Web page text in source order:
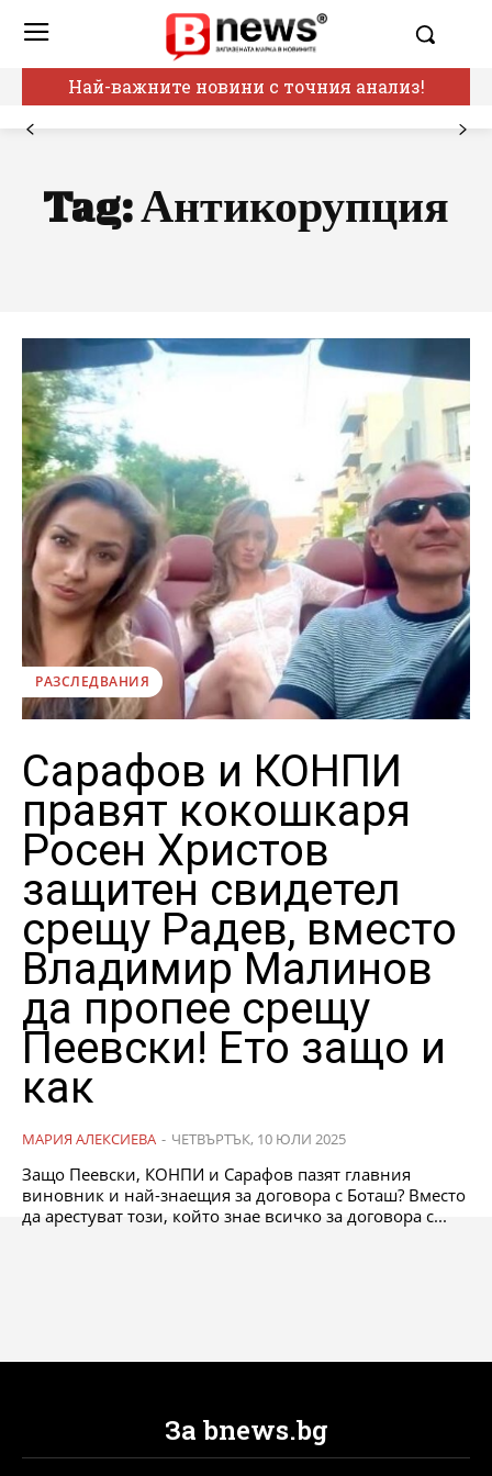
Най-важните новини с точния анализ!
Tag:Антикорупция
РАЗСЛЕДВАНИЯ
Сарафов и КОНПИ
правят кокошкаря
Росен Христов
защитен свидетел
срещу Радев, вместо
Владимир Малинов
да пропее срещу
Пеевски! Ето защо и
как
МАРИЯ АЛЕКСИЕВА - ЧЕТВЪРТЪК, 10 ЮЛИ 2025
Защо Пеевски, КОНПИ и Сарафов пазят главния
виновник и най-знаещия за договора с Боташ? Вместо
да арестуват този, който знае всичко за договора с...
За bnews.bg